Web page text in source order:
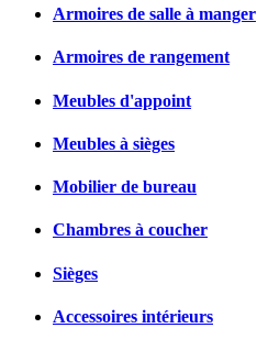
Armoires de salle à manger
Armoires de rangement
Meubles d'appoint
Meubles à sièges
Mobilier de bureau
Chambres à coucher
Sièges
Accessoires intérieurs